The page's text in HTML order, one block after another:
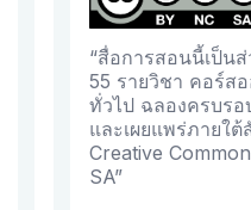
“สื่อการสอนนี้เป็น
55 รายวิชา คอร์ส
ทั่วไป ฉลองครบร
และเผยแพร่ภาย
Creative
SA”